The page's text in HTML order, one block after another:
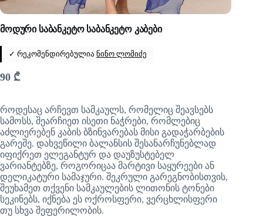
მოდური საბანკეტო საბანკეტო კაბები
✓ რეკომენდირებულია ნინო ლომიძე
90 ₾
როდესაც არჩევთ სამკაულს, რომელიც შეავსებს
სამოსს, შეარჩიეთ ისეთი ნაჭრები, რომლებიც
აძლიერებენ კაბის ბზინვარებას მისი გადაჭარბების
გარეშე. დახვეწილი ბალანსის შესანარჩუნებლად
იფიქრეთ ელეგანტურ და დაუზუსტებელ
ვარიანტებზე, როგორიცაა მარტივი საყურეები ან
დელიკატური სამაჯური. შეკრული გარეგნობისთვის,
შეუხამეთ თქვენი სამკაულების ლითონის ტონები
სეკინებს, იქნება ეს ოქროსფერი, ვერცხლისფერი
თუ სხვა შეფერილობის.